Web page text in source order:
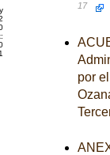
17
por